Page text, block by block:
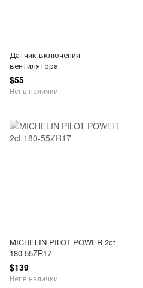
Датчик включения
вентилятора
$55
Нет в наличии
MICHELIN PILOT POWER 2ct
180-55ZR17
$139
Нет в наличии